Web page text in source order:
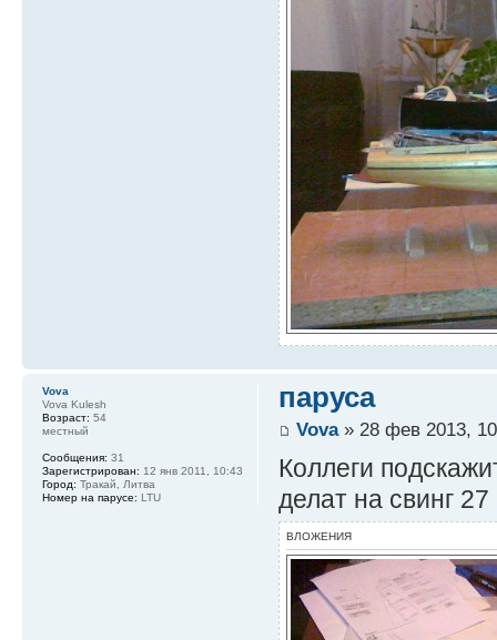
паруса
Vova» 28 фев 2013,
Коллеги
делат на свинг
ВЛОЖЕНИЯ
Vova
Vova Kulesh
Возраст: 54
местный
Сообщения: 31
Зарегистрирован: 12 янв 2011, 10:43
Город: Тракай, Литва
Номер на парусе: LTU